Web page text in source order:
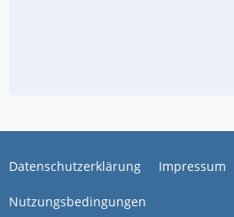
Datenschutzerklärung Impressum
Nutzungsbedingungen